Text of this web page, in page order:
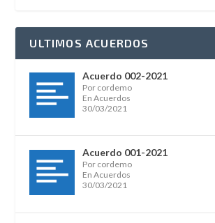
ULTIMOS ACUERDOS
Acuerdo 002-2021
Por cordemo
En Acuerdos
30/03/2021
Acuerdo 001-2021
Por cordemo
En Acuerdos
30/03/2021